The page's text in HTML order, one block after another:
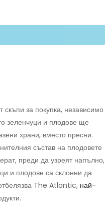
скъпи за покупка, независимо
зеленчуци и плодове ще
храни, вместо пресни.
състав на плодовете
преди да узреят напълно,
и плодове са склонни да
The Atlantic, най-